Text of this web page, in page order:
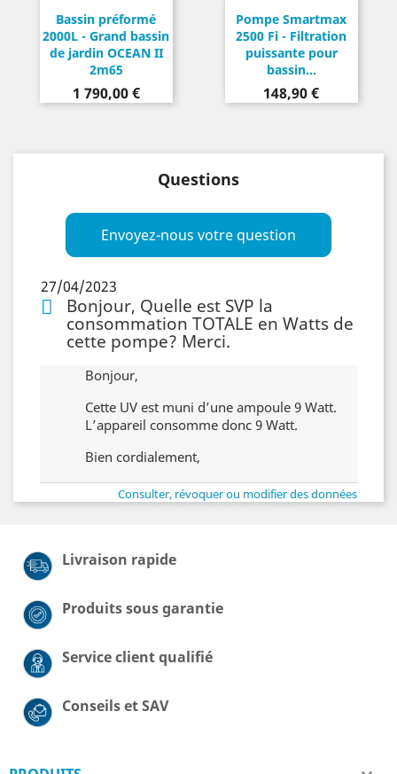
Bassin préformé
2000L - Grand bassin
de jardin OCEAN II
2m65
Prix
1 790,00 €
Pompe Smartmax
2500 Fi - Filtration
puissante pour
bassin...
Prix
148,90 €
Questions
Envoyez-nous votre question
27/04/2023
Bonjour, Quelle est SVP la
consommation TOTALE en Watts de
cette pompe? Merci.
Bonjour,
Cette UV est muni d’une ampoule 9 Watt.
L’appareil consomme donc 9 Watt.
Bien cordialement,
Consulter, révoquer ou modifier des données
Livraison rapide
Produits sous garantie
Service client qualifié
Conseils et SAV